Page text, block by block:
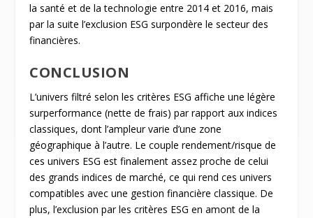
la santé et de la technologie entre 2014 et 2016, mais
par la suite l’exclusion ESG surpondère le secteur des
financières.
CONCLUSION
L’univers filtré selon les critères ESG affiche une légère
surperformance (nette de frais) par rapport aux indices
classiques, dont l’ampleur varie d’une zone
géographique à l’autre. Le couple rendement/risque de
ces univers ESG est finalement assez proche de celui
des grands indices de marché, ce qui rend ces univers
compatibles avec une gestion financière classique. De
plus, l’exclusion par les critères ESG en amont de la